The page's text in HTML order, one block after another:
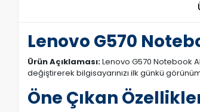
Lenovo G570
Ürün Açıklaması:Lenovo G570 Notebook
değiştirerek bilgisayarınızı ilk günkü
Öne Çıkan